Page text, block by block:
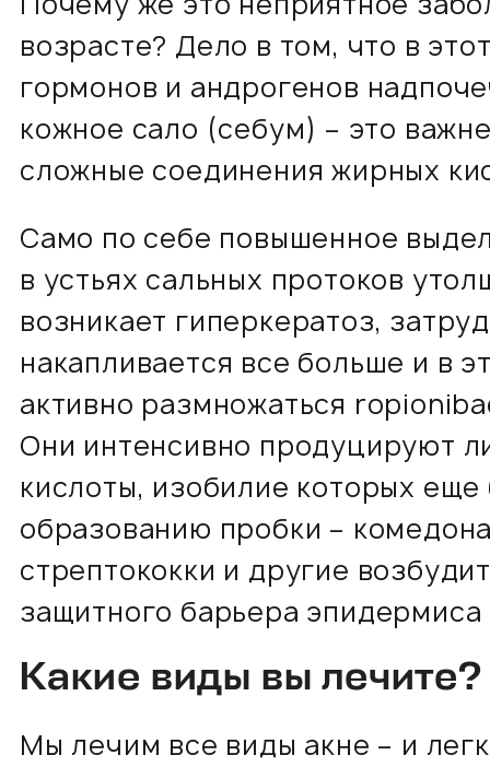
возрасте? Дело в том, что в
гормонов и андрогенов
кожное сало (себум) – это
сложные соединения жирных
Само по себе повышенное
в устьях сальных протоков
возникает гиперкератоз,
накапливается все больше и в
активно размножаться
Они интенсивно продуцируют
кислоты, изобилие которых
образованию пробки –
стрептококки и другие
защитного барьера
Какие виды вы лечите?
Мы лечим все виды акне – и